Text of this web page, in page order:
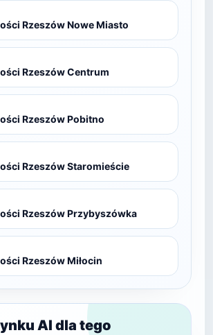
Rzeszów Nowe Miasto
Rzeszów Centrum
Rzeszów Pobitno
Rzeszów Staromieście
Rzeszów Przybyszówka
Rzeszów Miłocin
AI dla tego